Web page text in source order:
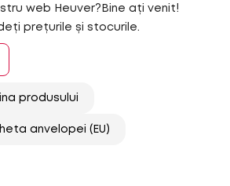
web Heuver?Bine ați venit!
prețurile și stocurile.
produsului
anvelopei (EU)